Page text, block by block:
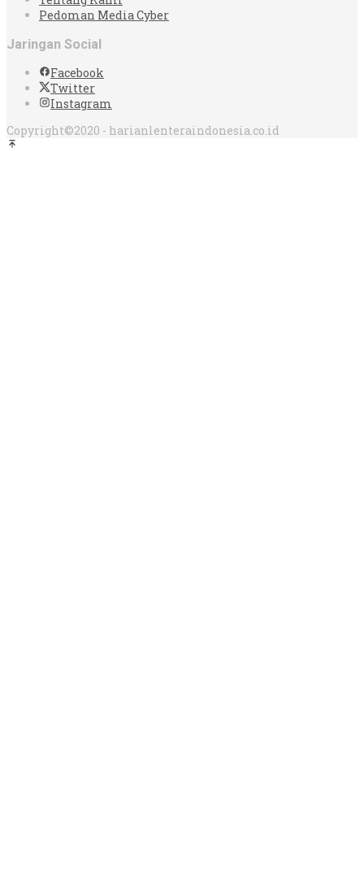
Pedoman Media Cyber
Jaringan Social
Facebook
Twitter
Instagram
Copyright©2020 - harianlenteraindonesia.co.id